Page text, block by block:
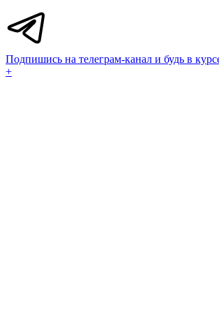
Подпишись на телеграм-канал и будь в
+